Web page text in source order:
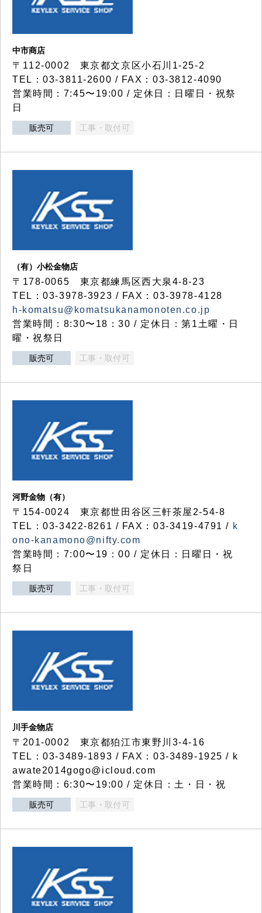
中市商店
〒112-0002 東京都文京区小石川1-25-2
TEL：03-3811-2600 / FAX：03-3812-4090
営業時間：7:45〜19:00 / 定休日：日曜日・祝祭
日
販売可 工事・取付可
（有）小松金物店
〒178-0065 東京都練馬区西大泉4-8-23
TEL：03-3978-3923 / FAX：03-3978-4128
h-komatsu@komatsukanamonoten.co.jp
営業時間：8:30〜18：30 / 定休日：第1土曜・日
曜・祝祭日
販売可 工事・取付可
河野金物（有）
〒154-0024 東京都世田谷区三軒茶屋2-54-8
TEL：03-3422-8261 / FAX：03-3419-4791 / k
ono-kanamono@nifty.com
営業時間：7:00〜19：00 / 定休日：日曜日・祝
祭日
販売可 工事・取付可
川手金物店
〒201-0002 東京都狛江市東野川3-4-16
TEL：03-3489-1893 / FAX：03-3489-1925 / k
awate2014gogo@icloud.com
営業時間：6:30〜19:00 / 定休日：土・日・祝
販売可 工事・取付可